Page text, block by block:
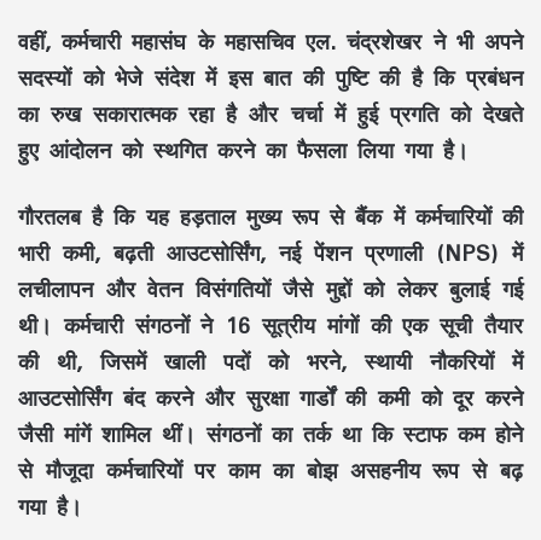
वहीं, कर्मचारी महासंघ के महासचिव एल. चंद्रशेखर ने भी अपने
सदस्यों को भेजे संदेश में इस बात की पुष्टि की है कि प्रबंधन
का रुख सकारात्मक रहा है और चर्चा में हुई प्रगति को देखते
हुए आंदोलन को स्थगित करने का फैसला लिया गया है।
गौरतलब है कि यह हड़ताल मुख्य रूप से बैंक में कर्मचारियों की
भारी कमी, बढ़ती आउटसोर्सिंग, नई पेंशन प्रणाली (NPS) में
लचीलापन और वेतन विसंगतियों जैसे मुद्दों को लेकर बुलाई गई
थी। कर्मचारी संगठनों ने 16 सूत्रीय मांगों की एक सूची तैयार
की थी, जिसमें खाली पदों को भरने, स्थायी नौकरियों में
आउटसोर्सिंग बंद करने और सुरक्षा गार्डों की कमी को दूर करने
जैसी मांगें शामिल थीं। संगठनों का तर्क था कि स्टाफ कम होने
से मौजूदा कर्मचारियों पर काम का बोझ असहनीय रूप से बढ़
गया है।